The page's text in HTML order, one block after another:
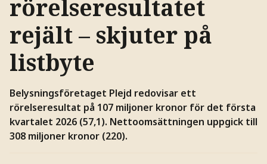
rörelseresultatet
rejält – skjuter på
listbyte
Belysningsföretaget Plejd redovisar ett
rörelseresultat på 107 miljoner kronor för det första
kvartalet 2026 (57,1). Nettoomsättningen uppgick till
308 miljoner kronor (220).